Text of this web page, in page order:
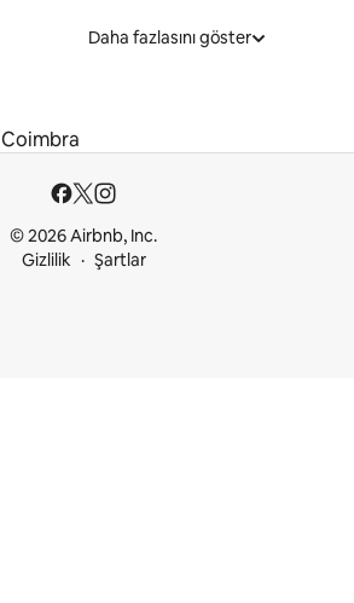
Daha fazlasını göster
Coimbra
© 2026 Airbnb, Inc.
Gizlilik
Şartlar